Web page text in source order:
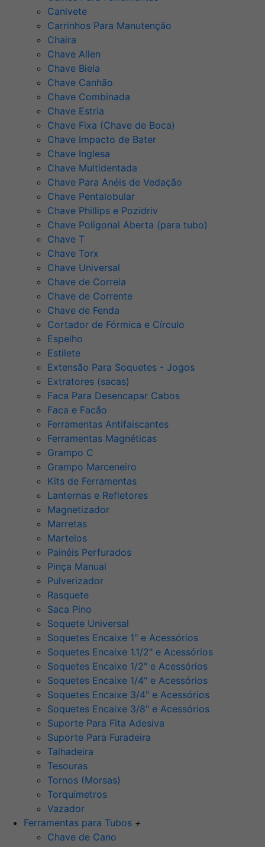
Canivete
Carrinhos Para Manutenção
Chaira
Chave Allen
Chave Biela
Chave Canhão
Chave Combinada
Chave Estria
Chave Fixa (Chave de Boca)
Chave Impacto de Bater
Chave Inglesa
Chave Multidentada
Chave Para Anéis de Vedação
Chave Pentalobular
Chave Phillips e Pozidriv
Chave Poligonal Aberta (para tubo)
Chave T
Chave Torx
Chave Universal
Chave de Correia
Chave de Corrente
Chave de Fenda
Cortador de Fórmica e Círculo
Espelho
Estilete
Extensão Para Soquetes - Jogos
Extratores (sacas)
Faca Para Desencapar Cabos
Faca e Facão
Ferramentas Antifaiscantes
Ferramentas Magnéticas
Grampo C
Grampo Marceneiro
Kits de Ferramentas
Lanternas e Refletores
Magnetizador
Marretas
Martelos
Painéis Perfurados
Pinça Manual
Pulverizador
Rasquete
Saca Pino
Soquete Universal
Soquetes Encaixe 1" e Acessórios
Soquetes Encaixe 1.1/2" e Acessórios
Soquetes Encaixe 1/2" e Acessórios
Soquetes Encaixe 1/4" e Acessórios
Soquetes Encaixe 3/4" e Acessórios
Soquetes Encaixe 3/8" e Acessórios
Suporte Para Fita Adesiva
Suporte Para Furadeira
Talhadeira
Tesouras
Tornos (Morsas)
Torquímetros
Vazador
Ferramentas para Tubos +
Chave de Cano